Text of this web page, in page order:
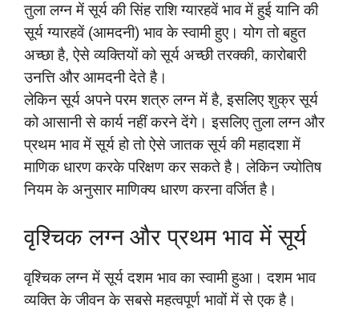
तुला लग्न में सूर्य की सिंह राशि ग्यारहवें भाव में हुई यानि की
सूर्य ग्यारहवें (आमदनी) भाव के स्वामी हुए। योग तो बहुत
अच्छा है, ऐसे व्यक्तियों को सूर्य अच्छी तरक्की, कारोबारी
उनत्ति और आमदनी देते है।
लेकिन सूर्य अपने परम शत्रु लग्न में है, इसलिए शुक्र सूर्य
को आसानी से कार्य नहीं करने देंगे। इसलिए तुला लग्न और
प्रथम भाव में सूर्य हो तो ऐसे जातक सूर्य की महादशा में
माणिक धारण करके परिक्षण कर सकते है। लेकिन ज्योतिष
नियम के अनुसार माणिक्य धारण करना वर्जित है।
वृश्चिक लग्न और प्रथम भाव में सूर्य
वृश्चिक लग्न में सूर्य दशम भाव का स्वामी हुआ। दशम भाव
व्यक्ति के जीवन के सबसे महत्वपूर्ण भावों में से एक है।